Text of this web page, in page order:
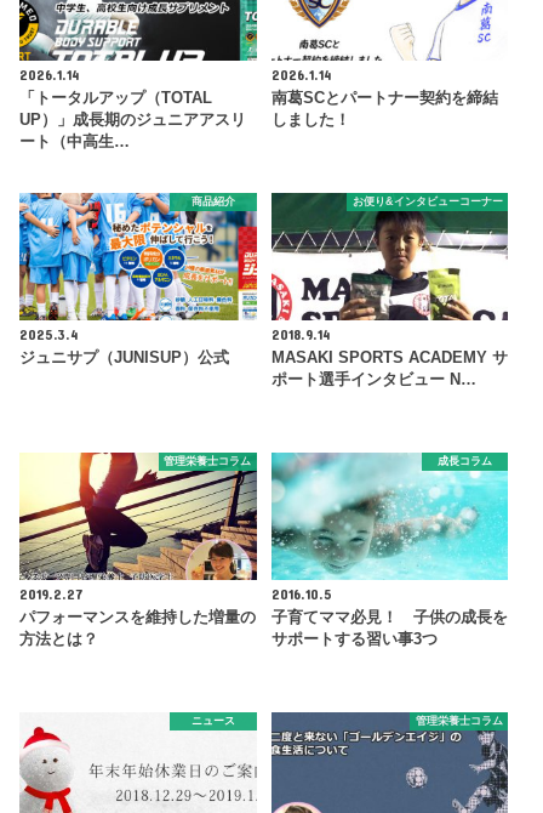
2026.1.14
「トータルアップ（TOTAL
UP）」成長期のジュニアアスリ
ート（中高生…
2026.1.14
南葛SCとパートナー契約を締結
しました！
商品紹介
2025.3.4
ジュニサプ（JUNISUP）公式
お便り&インタビューコーナー
2018.9.14
MASAKI SPORTS ACADEMY サ
ポート選手インタビュー N…
管理栄養士コラム
2019.2.27
パフォーマンスを維持した増量の
方法とは？
成長コラム
2016.10.5
子育てママ必見！ 子供の成長を
サポートする習い事3つ
ニュース 管理栄養士コラム